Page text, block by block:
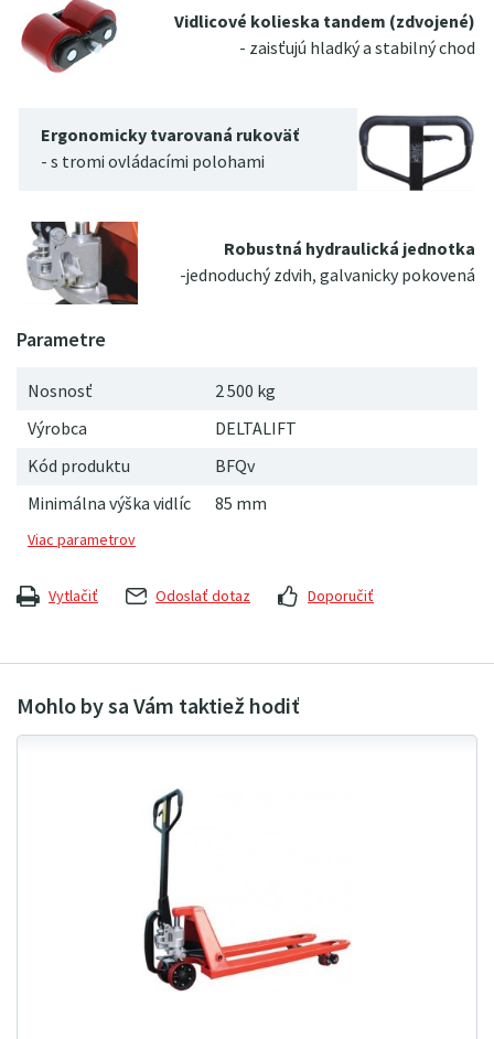
Vidlicové kolieska tandem (zdvojené)
- zaisťujú hladký a stabilný chod
Ergonomicky tvarovaná rukoväť
- s tromi ovládacími polohami
Robustná hydraulická jednotka
-jednoduchý zdvih, galvanicky pokovená
Nosnosť
2 500 kg
Výrobca
DELTALIFT
Kód produktu
BFQv
Minimálna výška vidlíc
85 mm
Vytlačiť Odoslať dotaz Doporučiť